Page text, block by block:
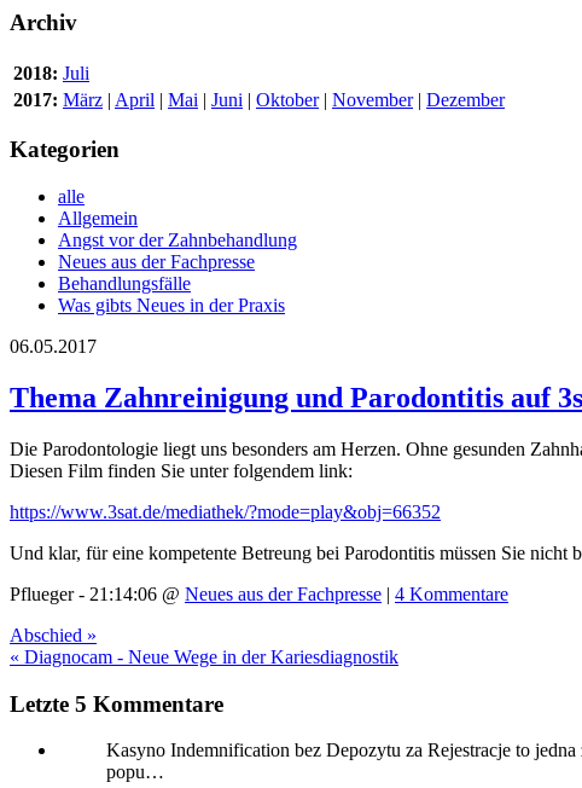
Archiv
2018: Juli
2017: März | April | Mai | Juni | Oktober| November| Dezember
Kategorien
alle
Allgemein
Angst vor der Zahnbehandlung
Neues aus der Fachpresse
Behandlungsfälle
Was gibts Neues in der Praxis
06.05.2017
Thema Zahnreinigung und Parodontitis auf
Die Parodontologie liegt uns besonders am Herzen. Ohne gesunden
Diesen Film finden Sie unter folgendem link:
https://www.3sat.de/mediathek/?mode=play&obj=66352
Und klar, für eine kompetente Betreung bei Parodontitis müssen Sie nicht
Pflueger - 21:14:06 @ Neues aus der Fachpresse | 4 Kommentare
Abschied »
« Diagnocam - Neue Wege in der Kariesdiagnostik
Letzte 5 Kommentare
Kasyno Indemnification bez Depozytu za Rejestracje to jedna
popu…